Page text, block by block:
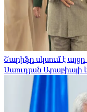
Շարիֆը սկսում է
Սաուդյան Արաբիայի